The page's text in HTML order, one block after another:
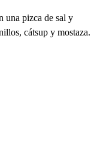
una pizca de sal y
cátsup y mostaza.